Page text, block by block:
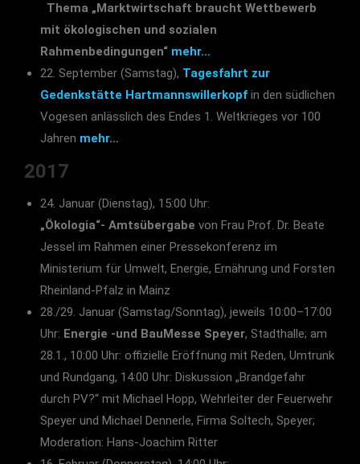
Thema „Marktwirtschaft braucht Wettbewerb
mit ökologischen und sozialen
Rahmenbedingungen“ mehr…
22. September (Samstag), Tagesfahrt zur
Gedenkstätte Hartmannswillerkopf in den südlichen
Vogesen anlässlich des Endes 1. Weltkrieges vor 100
Jahren mehr…
2017
24. Januar (Dienstag), 15:00 Uhr:
„Ökologia“- Amtsübergabe von Frau Prof. Dr. Beate
Jessel im Rahmen einer Pressekonferenz im
Ministerium für Umwelt, Energie, Ernährung und Forsten
Rheinland-Pfalz in Mainz
28./29. Januar (Samstag/Sonntag), jeweils 10:00–17:00
Uhr: Energie -und BauMesse Speyer, Stadthalle; am
28.1., 10:00 Uhr: offizielle Eröffnung mit Reden, Umtrunk
und Rundgang, 14:00 Uhr: Diskussion „Brandgefahr
durch PV?“ mit Michael Hopp, Wehrleiter der Feuerwehr
Speyer und Michael Dennerle, Firma Soltech, Speyer;
Moderation: Hans-Joachim Ritter